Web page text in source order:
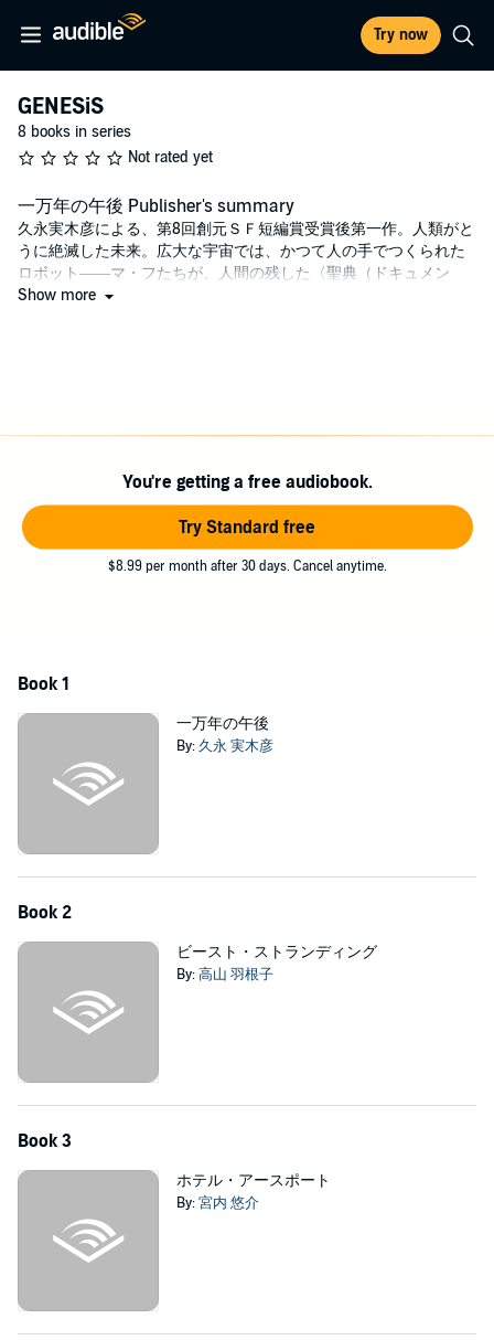
Try now
GENESiS
8 books in series
Not rated yet
一万年の午後 Publisher's summary
久永実木彦による、第8回創元ＳＦ短編賞受賞後第一作。人類がと
うに絶滅した未来。広大な宇宙では、かつて人の手でつくられた
ロボット――マ・フたちが、人間の残した〈聖典（ドキュメン
ト）〉にしたがって惑星調査をつづけていた。姿形がすべて同じ
Show more
You're getting a free audiobook.
Try Standard free
$8.99 per month after 30 days. Cancel anytime.
Book 1
一万年の午後
By: 久永 実木彦
Book 2
ビースト・ストランディング
By:高山 羽根子
Book 3
ホテル・アースポート
By:宮内 悠介